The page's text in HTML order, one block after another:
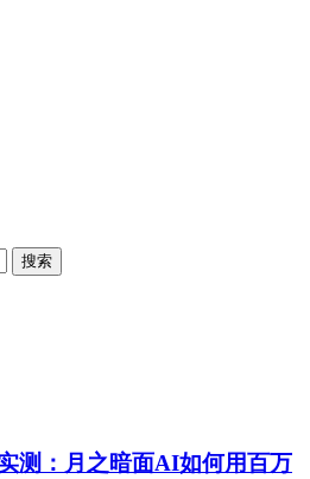
搜索
测：月之暗面AI如何用百万